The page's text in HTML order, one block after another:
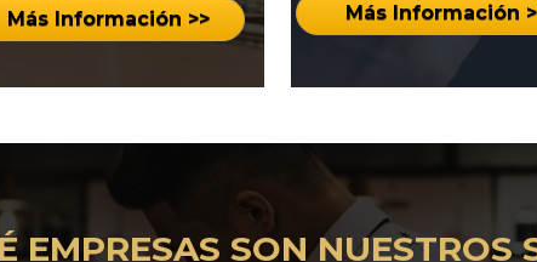
Más Información >> Más Información
EMPRESAS SON NUESTROS